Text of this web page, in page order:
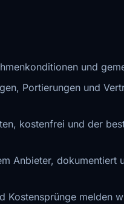
und
Portierungen und
kostenfrei und der
Anbieter, dokumentiert
Kostensprünge melden